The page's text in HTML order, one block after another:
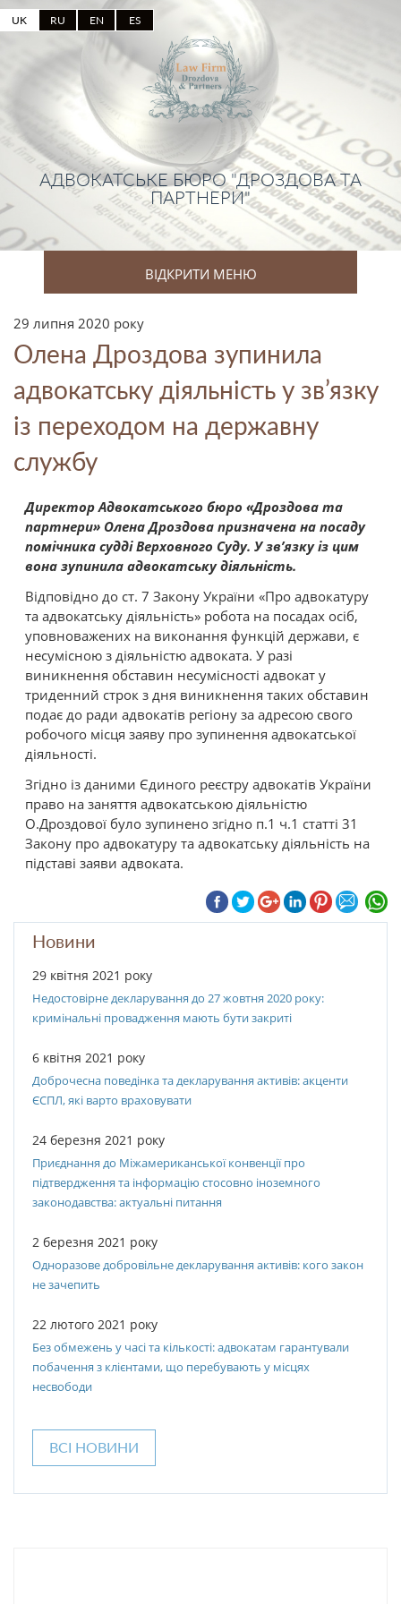
UK RU EN ES
АДВОКАТСЬКЕ БЮРО "ДРОЗДОВА ТА
ПАРТНЕРИ"
ВІДКРИТИ МЕНЮ
Новини
29 квітня 2021 року
Недостовірне декларування до 27 жовтня 2020 року:
кримінальні провадження мають бути закриті
6 квітня 2021 року
Доброчесна поведінка та декларування активів: акценти
ЄСПЛ, які варто враховувати
24 березня 2021 року
Приєднання до Міжамериканської конвенції про
підтвердження та інформацію стосовно іноземного
законодавства: актуальні питання
2 березня 2021 року
Одноразове добровільне декларування активів: кого закон
не зачепить
22 лютого 2021 року
Без обмежень у часі та кількості: адвокатам гарантували
побачення з клієнтами, що перебувають у місцях
несвободи
ВСІ НОВИНИ
29 липня 2020 року
Олена Дроздова зупинила
адвокатську діяльність у зв’язку
із переходом на державну
службу
Директор Адвокатського бюро «Дроздова та
партнери» Олена Дроздова призначена на посаду
помічника судді Верховного Суду. У зв’язку із цим
вона зупинила адвокатську діяльність.
Відповідно до ст. 7 Закону України «Про адвокатуру
та адвокатську діяльність» робота на посадах осіб,
уповноважених на виконання функцій держави, є
несумісною з діяльністю адвоката. У разі
виникнення обставин несумісності адвокат у
триденний строк з дня виникнення таких обставин
подає до ради адвокатів регіону за адресою свого
робочого місця заяву про зупинення адвокатської
діяльності.
Згідно із даними Єдиного реєстру адвокатів України
право на заняття адвокатською діяльністю
О.Дроздової було зупинено згідно п.1 ч.1 статті 31
Закону про адвокатуру та адвокатську діяльність на
підставі заяви адвоката.